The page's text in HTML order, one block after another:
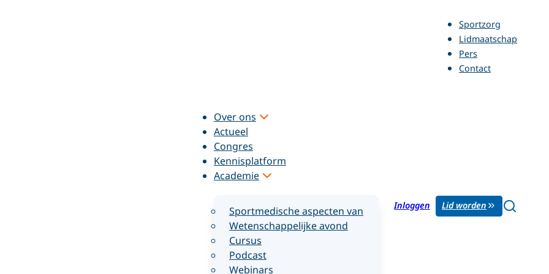
Sportzorg
Lidmaatschap
Pers
Contact
Over ons
Actueel
Congres
Kennisplatform
Academie
Sportmedische aspecten van
Wetenschappelijke avond
Cursus
Podcast
Webinars
Inloggen Lid worden